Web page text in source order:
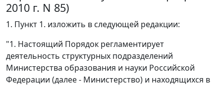
2010 г. N 85)
1. Пункт 1. изложить в следующей редакции:
"1. Настоящий Порядок регламентирует
деятельность структурных подразделений
Министерства образования и науки Российской
Федерации (далее - Министерство) и находящихся в